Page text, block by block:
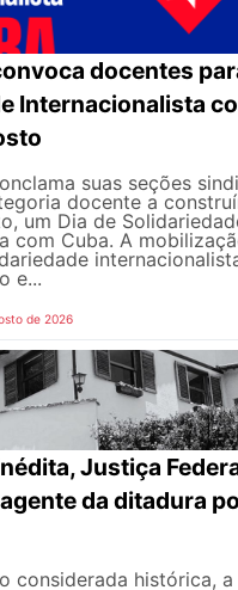
docentes
Internacionalista
suas seções
docente a
um Dia de
com Cuba. A
e...
de 2026
Justiça
da ditadura
considerada histórica, a